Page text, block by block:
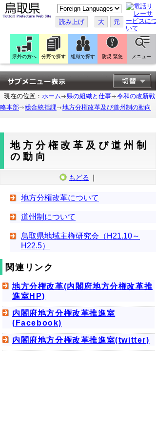
こ
の
ペ
ー
ジ
翻
訳
す
る
読み上げ 大 元
県外の方へ 分野で探す 組織で探す 防災 緊急 メニュー
現在の位置： ホーム 県の組織と仕事
令和の改新戦
略本部
総合統括課 地方分権改革及び道州制の動向
地方分権改革及び道州制
の動向
もどる ｜
地方分権改革について
道州制について
鳥取県地域主権研究会（H21.10～
H22.5）
関連リンク
地方分権改革(内閣府地方分権改革推
進室HP)
内閣府地方分権改革推進室
(Facebook)
内閣府地方分権改革推進室(twitter)